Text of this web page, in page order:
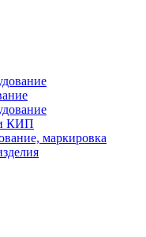
и КИП
маркировка